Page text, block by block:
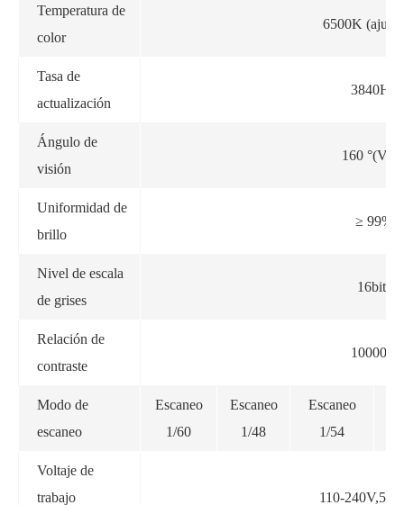
Temperatura de
color
6500K
Tasa de
actualización
3840Hz
Ángulo de
visión
160 °(V/
Uniformidad de
brillo
≥ 99%
Nivel de escala
de grises
16bits
Relación de
contraste
10000:1
Modo de
escaneo
Escaneo
1/60
Escaneo
1/48
Escaneo
1/54
Voltaje de
trabajo
110-240V,50/